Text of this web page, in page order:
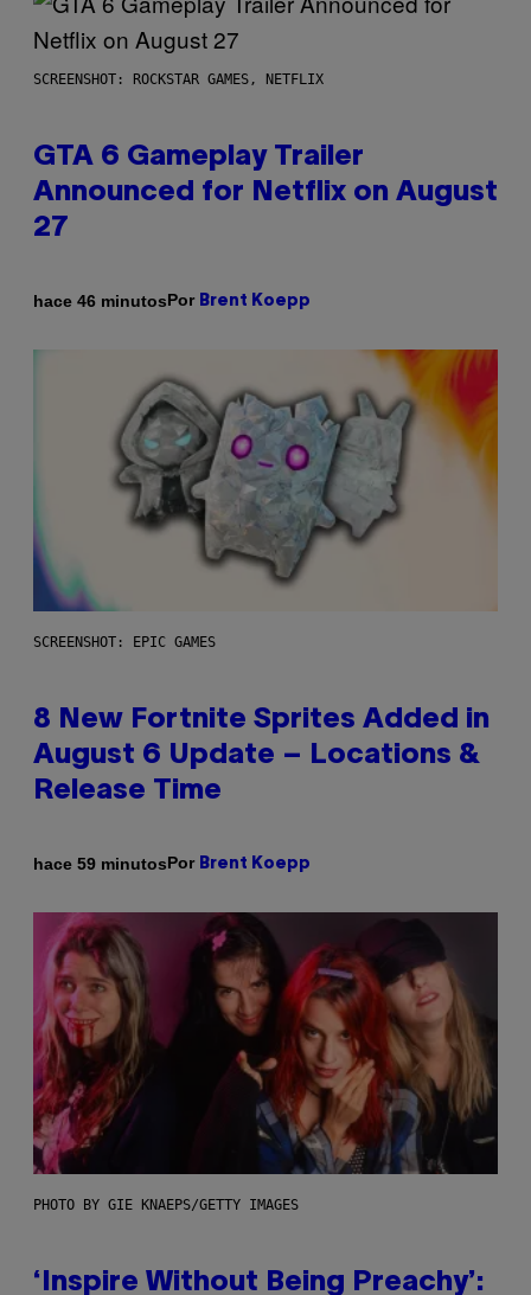
SCREENSHOT: ROCKSTAR GAMES, NETFLIX
GTA 6 Gameplay Trailer
Announced for Netflix on August
27
hace 46 minutosPor Brent Koepp
SCREENSHOT: EPIC GAMES
8 New Fortnite Sprites Added in
August 6 Update – Locations &
Release Time
hace 59 minutosPor Brent Koepp
PHOTO BY GIE KNAEPS/GETTY IMAGES
‘Inspire Without Being Preachy’: